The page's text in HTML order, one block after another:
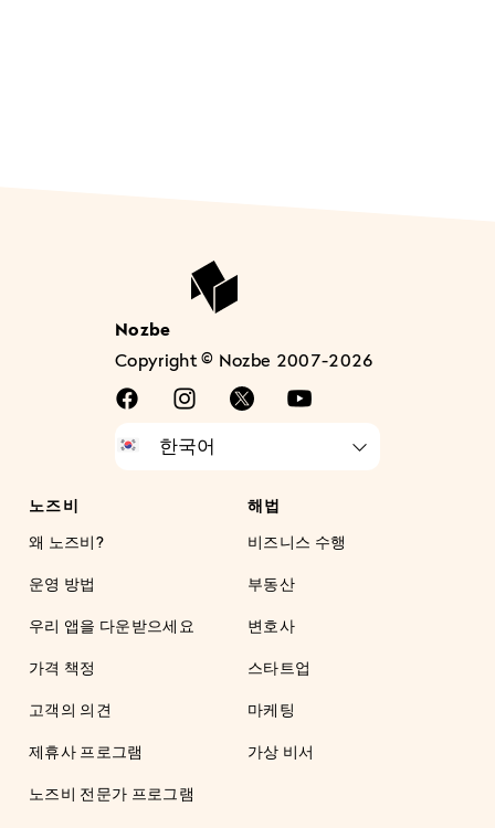
Nozbe
Copyright © Nozbe 2007-2026
노즈비
왜 노즈비?
운영 방법
우리 앱을 다운받으세요
가격 책정
고객의 의견
제휴사 프로그램
노즈비 전문가 프로그램
해법
비즈니스 수행
부동산
변호사
스타트업
마케팅
가상 비서